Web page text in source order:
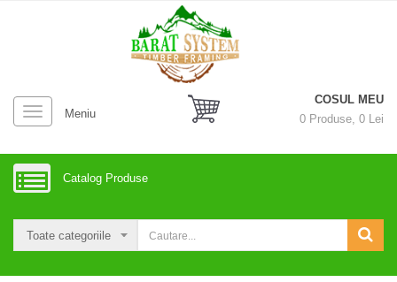
Meniu
COSUL MEU
0 Produse, 0 Lei
Catalog Produse